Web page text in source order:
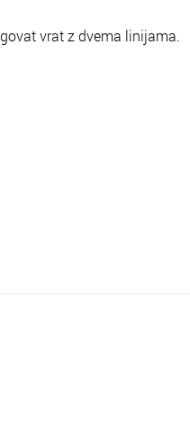
vrat z dvema linijama.